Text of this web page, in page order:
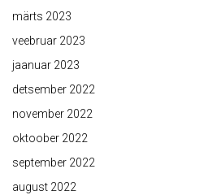
märts 2023
veebruar 2023
jaanuar 2023
detsember 2022
november 2022
oktoober 2022
september 2022
august 2022